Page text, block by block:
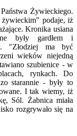
Żywieckiego.
podaje, iż
Kronika usiana
były gardłem i
"Złodziej ma być
wieków niejedną
szubienice - w
rynkach. Do
starannie - były to
I tak wiemy, iż
Sól. Żabnica miała
rozgrywało się na